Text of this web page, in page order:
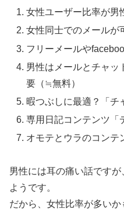
女性ユーザー比率が男
女性同士でのメールが
フリーメールや
男性はメールとチャッ
要（≒無料）
暇つぶしに最適？「チ
専用日記コンテンツ「
オモテとウラのコンテ
男性には耳の痛い話です
ようです。
だから、女性比率が多いか